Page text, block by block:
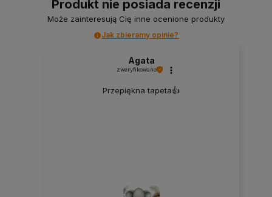
Produkt nie posiada recenzji
Może zainteresują Cię inne ocenione produkty
Jak zbieramy opinie?
Agata
zweryfikowano
Przepiękna tapeta👍️